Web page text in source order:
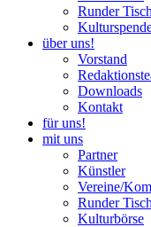
Runder Tisch
über uns!
Vorstand
Downloads
Kontakt
für uns!
mit uns
Partner
Künstler
Vereine/
Runder Tisch
Kulturbörse